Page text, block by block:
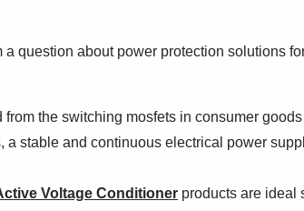
question about power protection solutions
the switching mosfets in consumer
stable and continuous electrical power
Voltage Conditioner products are ideal